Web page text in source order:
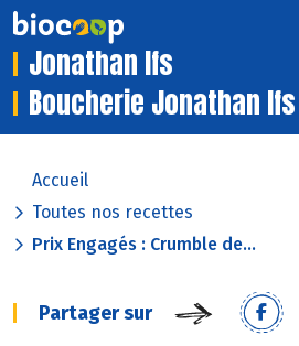
Jonathan Ifs
Boucherie Jonathan Ifs
Accueil
Toutes nos recettes
Prix Engagés : Crumble de...
Partager sur